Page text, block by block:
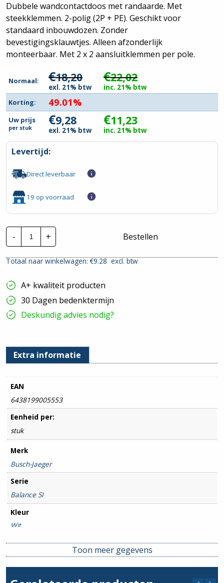
Dubbele wandcontactdoos met randaarde. Met
steekklemmen. 2-polig (2P + PE). Geschikt voor
standaard inbouwdozen. Zonder
bevestigingsklauwtjes. Alleen afzonderlijk
monteerbaar. Met 2 x 2 aansluitklemmen per pole.
Normaal: €18,20
exl. 21% btw
€22,02
inc. 21% btw
Korting:
49.01%
Uw prijs
per stuk €9,28
exl. 21% btw
€11,23
inc. 21% btw
Levertijd:
Direct leverbaar
19 op voorraad
-
Busch-
Jaeger
Balance
|
2V
-
Wit
|
202EUJR-
914
+ Bestellen
Totaal naar winkelwagen: €9.28excl. btw
A+ kwaliteit producten
30 Dagen bedenktermijn
Deskundig advies nodig?
Extra informatie
EAN
6438199005553
Eenheid per:
stuk
Merk
Busch-Jaeger
Serie
Balance SI
Kleur
Wit
Type / Soort
Wandcontactdoos
Toon meer gegevens